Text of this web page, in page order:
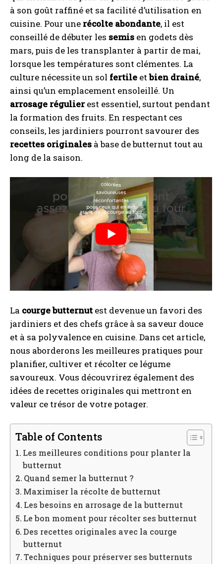
à son goût raffiné et sa facilité d’utilisation en
cuisine. Pour une récolte abondante, il est
conseillé de débuter les semis en godets dès
mars, puis de les transplanter à partir de mai,
lorsque les températures sont clémentes. La
culture nécessite un sol fertile etbien drainé,
ainsi qu’un emplacement ensoleillé. Un
arrosage régulierest essentiel, surtout pendant
la formation des fruits. En respectant ces
conseils, les jardiniers pourront savourer des
recettes originales à base de butternut tout au
long de la saison.
La courge butternut est devenue un favori des
jardiniers et des chefs grâce à sa saveur douce
et à sa polyvalence en cuisine. Dans cet article,
nous aborderons les meilleures pratiques pour
planifier, cultiver et récolter ce légume
savoureux. Vous découvrirez également des
idées de recettes originales qui mettront en
valeur ce trésor de votre potager.
Table of Contents
Les meilleures conditions pour planter la
butternut
Quand semer la butternut ?
Maximiser la récolte de butternut
Les besoins en arrosage de la butternut
Le bon moment pour récolter ses butternut
Des recettes originales avec la courge
butternut
Techniques pour préserver ses butternuts